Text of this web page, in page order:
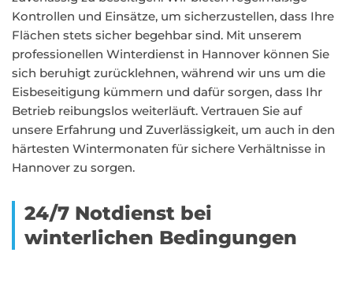
Kontrollen und Einsätze, um sicherzustellen, dass Ihre
Flächen stets sicher begehbar sind. Mit unserem
professionellen Winterdienst in Hannover können Sie
sich beruhigt zurücklehnen, während wir uns um die
Eisbeseitigung kümmern und dafür sorgen, dass Ihr
Betrieb reibungslos weiterläuft. Vertrauen Sie auf
unsere Erfahrung und Zuverlässigkeit, um auch in den
härtesten Wintermonaten für sichere Verhältnisse in
Hannover zu sorgen.
24/7 Notdienst bei
winterlichen Bedingungen